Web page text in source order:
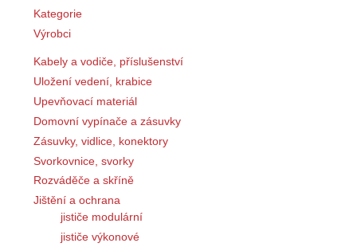
Kategorie
Výrobci
Kabely a vodiče, příslušenství
Uložení vedení, krabice
Upevňovací materiál
Domovní vypínače a zásuvky
Zásuvky, vidlice, konektory
Svorkovnice, svorky
Rozváděče a skříně
Jištění a ochrana
jističe modulární
jističe výkonové